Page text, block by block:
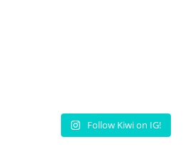
Follow Kiwi on IG!